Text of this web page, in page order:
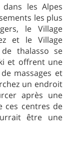
les Alpes
les plus
le Village
et le Village
thalasso se
et offrent une
massages et
un endroit
après une
ces centres de
être une